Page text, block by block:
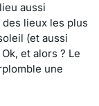
aussi
des lieux les plus
(et aussi
et alors ? Le
une